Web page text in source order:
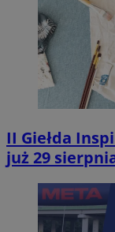
II Giełda
już 29